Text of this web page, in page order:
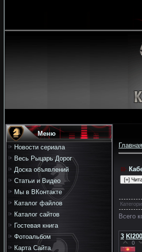
Меню
Новости сериала
Весь Рыцарь Дорог
Доска объявлений
Статьи и Видео
Мы в ВКонтакте
Каталог файлов
Каталог сайтов
Гостевая книга
Фотоальбом
Карта Сайта
Главная
Всего
3
0